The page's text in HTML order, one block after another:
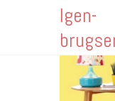
Igen-